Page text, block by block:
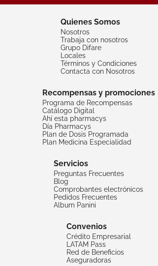
Quienes Somos
Nosotros
Trabaja con nosotros
Grupo Difare
Locales
Términos y Condiciones
Contacta con Nosotros
Recompensas y promociones
Programa de Recompensas
Catálogo Digital
Ahí esta pharmacys
Día Pharmacys
Plan de Dosis Programada
Plan Medicina Especialidad
Servicios
Preguntas Frecuentes
Blog
Comprobantes electrónicos
Pedidos Frecuentes
Album Panini
Convenios
Crédito Empresarial
LATAM Pass
Red de Beneficios
Aseguradoras